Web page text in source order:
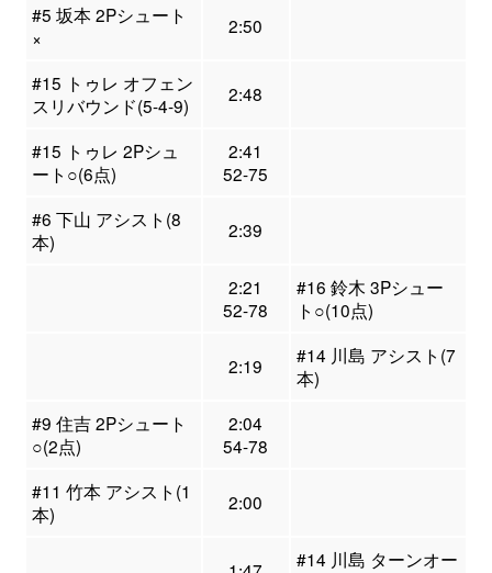
#5 坂本 2Pシュート
×
2:50
#15 トゥレ オフェン
スリバウンド(5-4-9)
2:48
#15 トゥレ 2Pシュ
ート○(6点)
2:41
52-75
#6 下山 アシスト(8
本)
2:39
2:21
52-78
#16 鈴木 3Pシュー
ト○(10点)
2:19
#14 川島 アシスト(7
本)
#9 住吉 2Pシュート
○(2点)
2:04
54-78
#11 竹本 アシスト(1
本)
2:00
#14 川島 ターンオー